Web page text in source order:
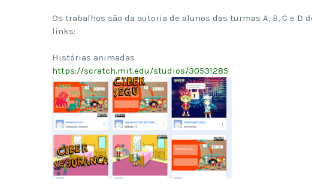
Os trabalhos são da autoria de alunos das turmas A, B, C e
links:
Histórias animadas
https://scratch.mit.edu/studios/30531285